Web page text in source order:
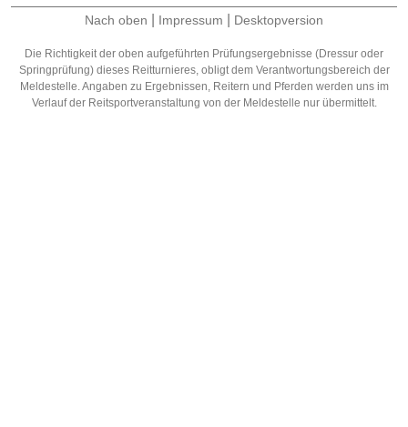
Nach oben Impressum Desktopversion
Die Richtigkeit der oben aufgeführten Prüfungsergebnisse (Dressur oder
Springprüfung) dieses Reitturnieres, obligt dem Verantwortungsbereich der
Meldestelle. Angaben zu Ergebnissen, Reitern und Pferden werden uns im
Verlauf der Reitsportveranstaltung von der Meldestelle nur übermittelt.